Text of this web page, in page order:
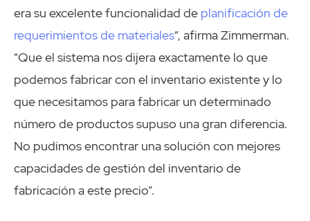
era su excelente funcionalidad de planificación de
requerimientos de materiales“, afirma Zimmerman.
“Que el sistema nos dijera exactamente lo que
podemos fabricar con el inventario existente y lo
que necesitamos para fabricar un determinado
número de productos supuso una gran diferencia.
No pudimos encontrar una solución con mejores
capacidades de gestión del inventario de
fabricación a este precio”.